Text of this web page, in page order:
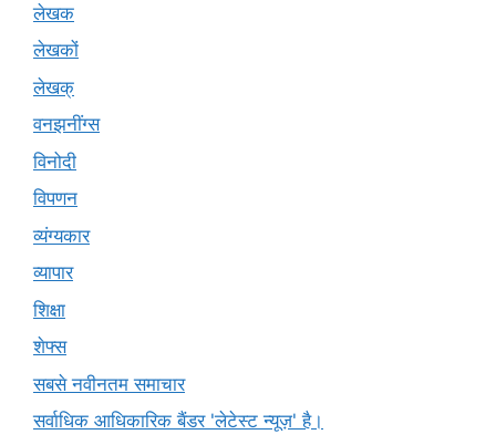
लेखक
लेखकों
लेखक्
वनझनींग्स
विनोदी
विपणन
व्यंग्यकार
व्यापार
शिक्षा
शेफ्स
सबसे नवीनतम समाचार
सर्वाधिक आधिकारिक बैंडर 'लेटेस्ट न्यूज़' है।